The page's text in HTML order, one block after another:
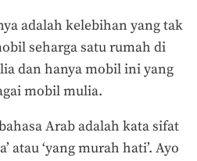
adalah kelebihan yang tak
seharga satu rumah di
dan hanya mobil ini yang
mobil mulia.
atau ‘yang murah hati’. Ayo